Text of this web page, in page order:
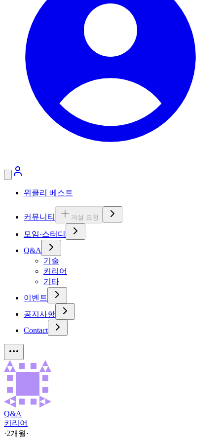
위클리 베스트
커뮤니티 개설 요청
모임·스터디
Q&A
기술
커리어
기타
이벤트
공지사항
Contact
Q&A
커리어
·2개월·